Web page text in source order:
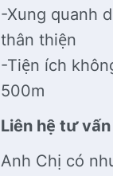
-Xung quanh
thân thiện
-Tiện ích
500m
Liên hệ tư
Anh Chị có